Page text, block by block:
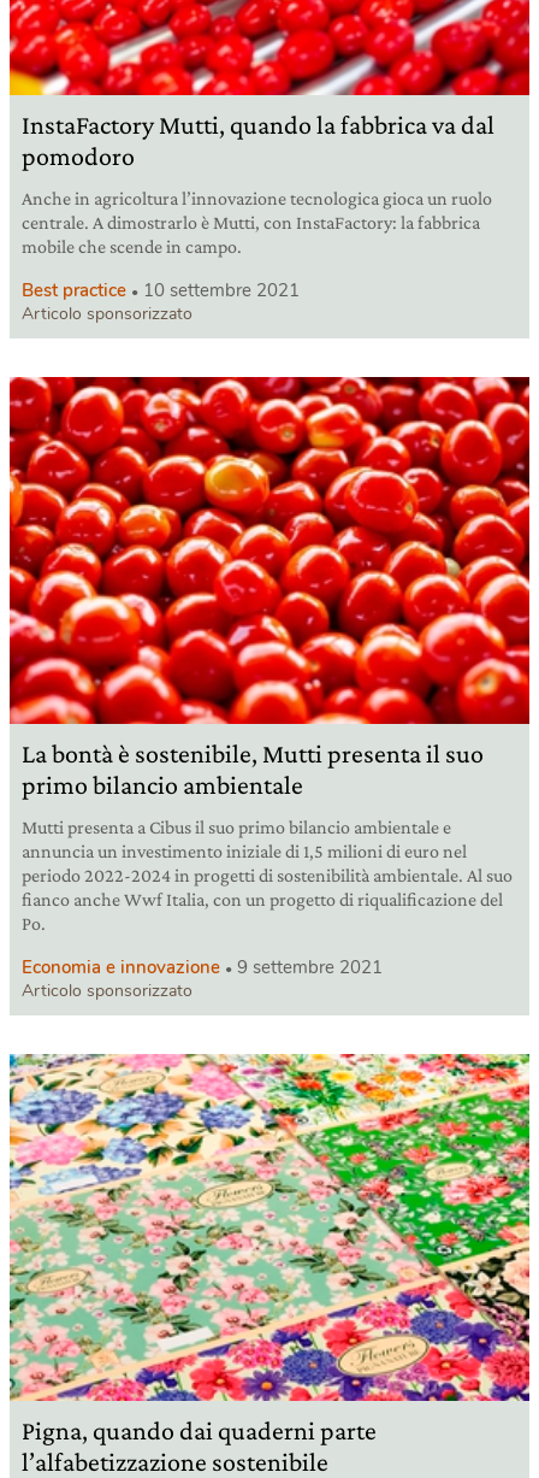
InstaFactory Mutti, quando la fabbrica va dal
pomodoro
Anche in agricoltura l’innovazione tecnologica gioca un ruolo
centrale. A dimostrarlo è Mutti, con InstaFactory: la fabbrica
mobile che scende in campo.
Best practice 10 settembre 2021
Articolo sponsorizzato
La bontà è sostenibile, Mutti presenta il suo
primo bilancio ambientale
Mutti presenta a Cibus il suo primo bilancio ambientale e
annuncia un investimento iniziale di 1,5 milioni di euro nel
periodo 2022-2024 in progetti di sostenibilità ambientale. Al suo
fianco anche Wwf Italia, con un progetto di riqualificazione del
Po.
Economia e innovazione 9 settembre 2021
Articolo sponsorizzato
Pigna, quando dai quaderni parte
l’alfabetizzazione sostenibile